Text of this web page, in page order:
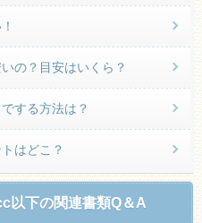
の？目安はいくら？
する方法は？
はどこ？
以下の関連書類Q＆A